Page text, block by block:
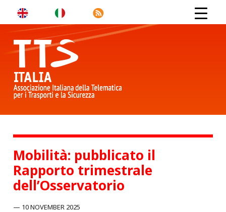
Mobilità: pubblicato il
Rapporto trimestrale
dell’Osservatorio
10 NOVEMBER 2025